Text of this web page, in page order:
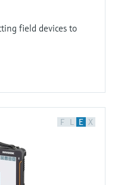
field devices to
F L E X